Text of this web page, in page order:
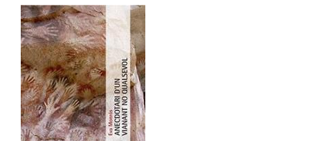
DISTRIBUÏDORA
PREMIS
CONTACTE